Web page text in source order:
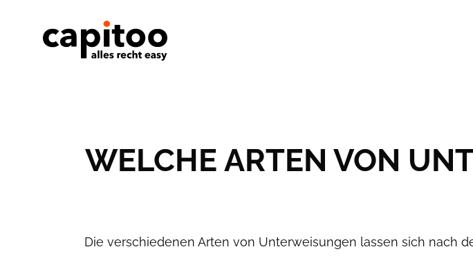
WELCHE ARTEN VON
Die verschiedenen Arten von Unterweisungen lassen sich nach